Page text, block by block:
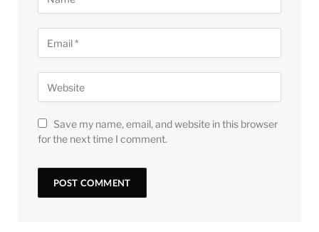
Save my name, email, and website in this browser
for the next time I comment.